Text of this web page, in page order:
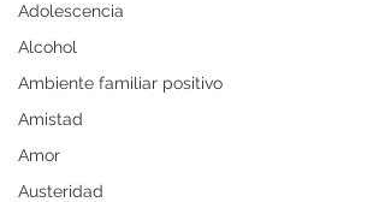
Adolescencia
Alcohol
Ambiente familiar positivo
Amistad
Amor
Austeridad